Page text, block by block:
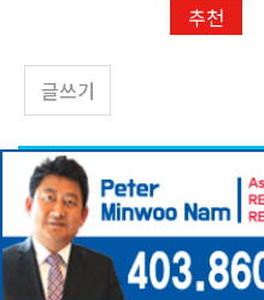
추천
글쓰기